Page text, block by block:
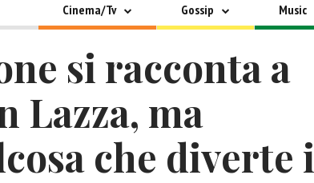
Cinema/Tv Gossip Music
si racconta a
Lazza, ma
che diverte i